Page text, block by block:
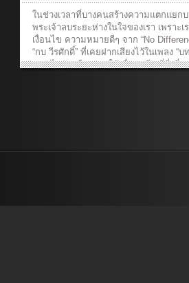
ในช่วงเวลาที่บางคนสร้างความแตกแย
พระเจ้าลบระยะห่างในใจของเรา เพรา
เงื่อนไข ความหมายดีๆ จาก “No
“กบ วีรศักดิ์” ที่เคยฝากเสียงไว้ในเพลง
เพลงไปฟังหรือส่งต่อให้เพื่อนฟรีๆ ที่นี่ ที่
ปันให้กัน ยอมเพื่อให้คนอื่นบ้างได้ไหม ต่